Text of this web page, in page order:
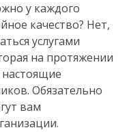
у каждого
качество? Нет,
услугами
на протяжении
Обязательно
вам